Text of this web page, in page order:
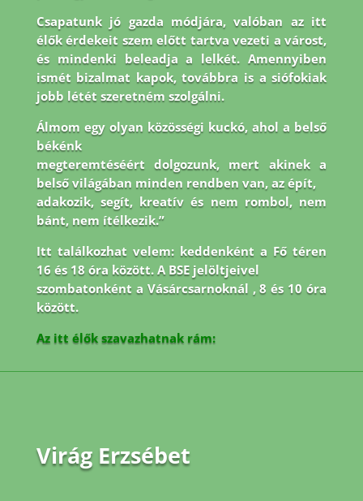
Csapatunk jó gazda módjára, valóban az itt
élők érdekeit szem előtt tartva vezeti a várost,
és mindenki beleadja a lelkét. Amennyiben
ismét bizalmat kapok, továbbra is a siófokiak
jobb létét szeretném szolgálni.
Álmom egy olyan közösségi kuckó, ahol a belső
békénk
megteremtéséért dolgozunk, mert akinek a
belső világában minden rendben van, az épít,
adakozik, segít, kreatív és nem rombol, nem
bánt, nem ítélkezik.”
Itt találkozhat velem: keddenként a Fő téren
16 és 18 óra között. A BSE jelöltjeivel
szombatonként a Vásárcsarnoknál , 8 és 10 óra
között.
Az itt élők szavazhatnak rám:
Virág Erzsébet